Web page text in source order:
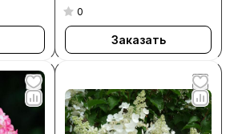
0
Заказать